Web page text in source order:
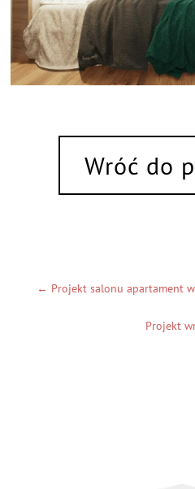
Wróć do
← Projekt salonu apartament
Projekt